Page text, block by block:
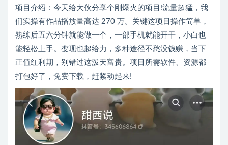
项目介绍：今天给大伙分享个刚爆火的项目!流量超猛，我
们实操有作品播放量高达 270 万。关键这项目操作简单，
熟练后五六分钟就能做一个，一部手机就能开干，小白也
能轻松上手。变现也超给力，多种途径不愁没钱赚，当下
正值红利期，别错过这泼天富贵。项目所需软件、资源都
打包好了，免费下载，赶紧动起来!